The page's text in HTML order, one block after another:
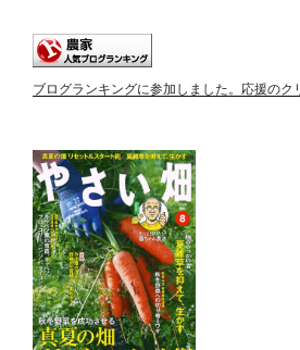
ブログランキングに参加しました。応援のク